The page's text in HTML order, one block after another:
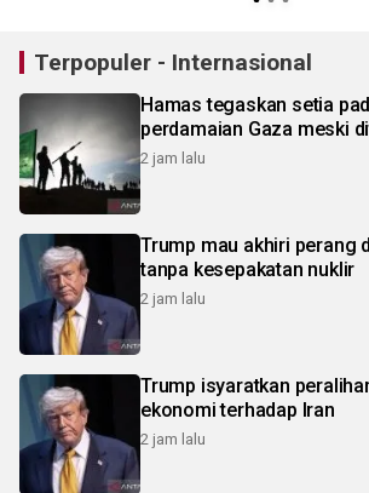
Terpopuler - Internasional
Hamas tegaskan setia
perdamaian Gaza meski
2 jam lalu
Trump mau akhiri perang
tanpa kesepakatan nuklir
2 jam lalu
Trump isyaratkan
ekonomi terhadap Iran
2 jam lalu